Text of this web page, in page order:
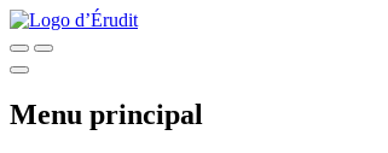
Menu principal